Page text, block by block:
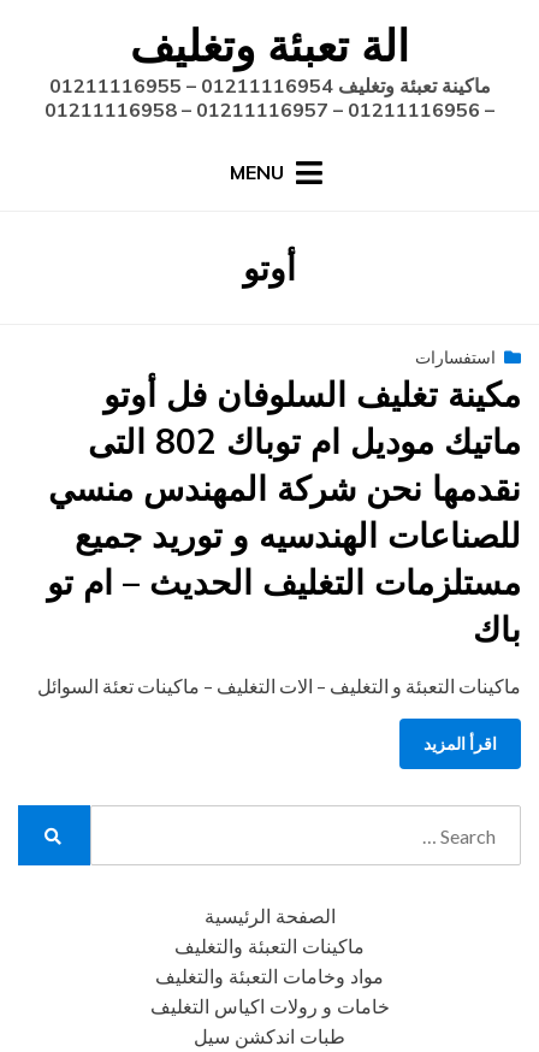
content
الة تعبئة وتغليف
ماكينة تعبئة وتغليف 01211116954 – 01211116955
– 01211116956 – 01211116957 – 01211116958
MENU
الوسم
:
أوتو
byengmansyPostedأغسطس 27, 2020
استفسارات
مكينة تغليف السلوفان فل أوتو
ماتيك موديل ام توباك 802 التى
نقدمها نحن شركة المهندس منسي
للصناعات الهندسيه و توريد جميع
مستلزمات التغليف الحديث – ام تو
باك
ماكينات التعبئة و التغليف – الات التغليف – ماكينات تعئة السوائل
اقرأ المزيد
الصفحة الرئيسية
ماكينات التعبئة والتغليف
مواد وخامات التعبئة والتغليف
خامات و رولات اكياس التغليف
طبات اندكشن سيل